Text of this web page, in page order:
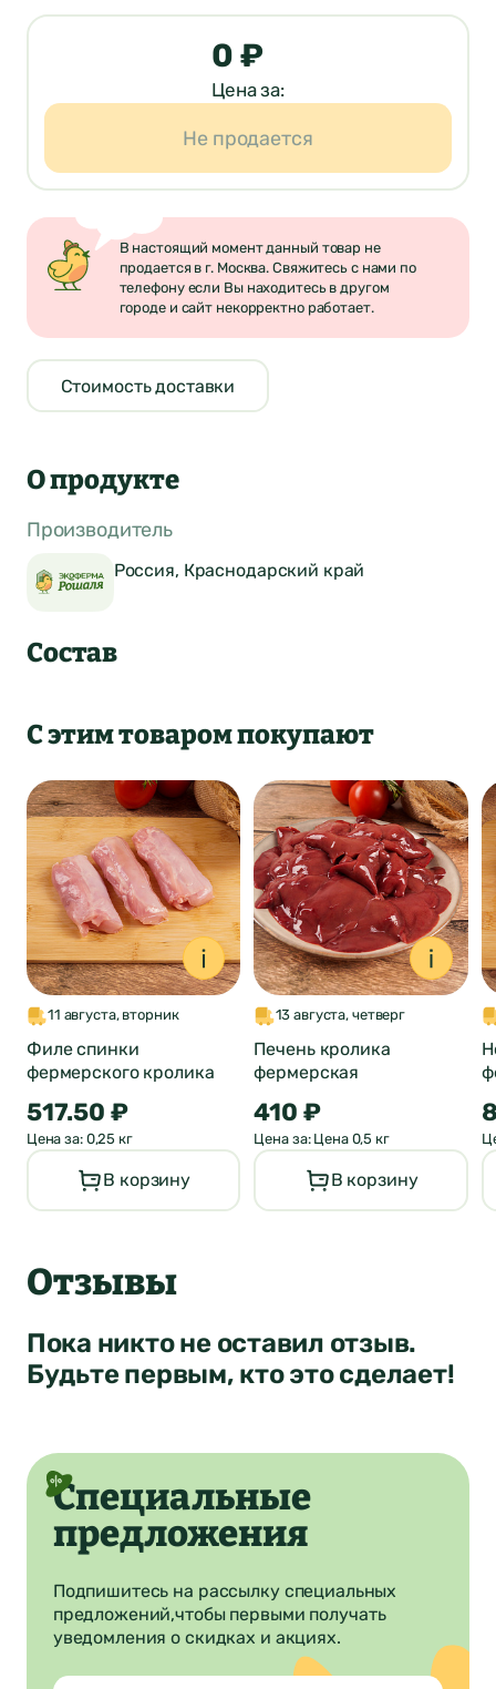
0 ₽
Цена за:
Не продается
В настоящий момент данный товар не
продается в г. Москва. Свяжитесь с нами по
телефону если Вы находитесь в другом
городе и сайт некорректно работает.
Стоимость доставки
О продукте
Производитель
Россия, Краснодарский край
Состав
С этим товаром покупают
11 августа, вторник
Филе спинки
фермерского кролика
517.50 ₽
Цена за: 0,25 кг
В корзину
13 августа, четверг
Печень кролика
фермерская
410 ₽
Цена за: Цена 0,5 кг
В корзину
Отзывы
Пока никто не оставил отзыв.
Будьте первым, кто это сделает!
Специальные
предложения
Подпишитесь на рассылку специальных
предложений,чтобы первыми получать
уведомления о скидках и акциях.
Нет
Оставить отзыв
о продукте
Отзыв отправлен
Город был
автоматически
изменен